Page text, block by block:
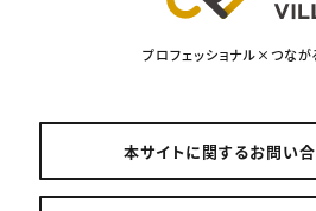
プロフェッショナル×つな
本サイトに関するお問い